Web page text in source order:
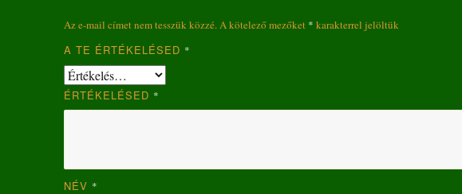
Az e-mail címet nem tesszük közzé.A kötelező mezőket * karakterrel jelöltük
A TE ÉRTÉKELÉSED *
ÉRTÉKELÉSED *
NÉV *